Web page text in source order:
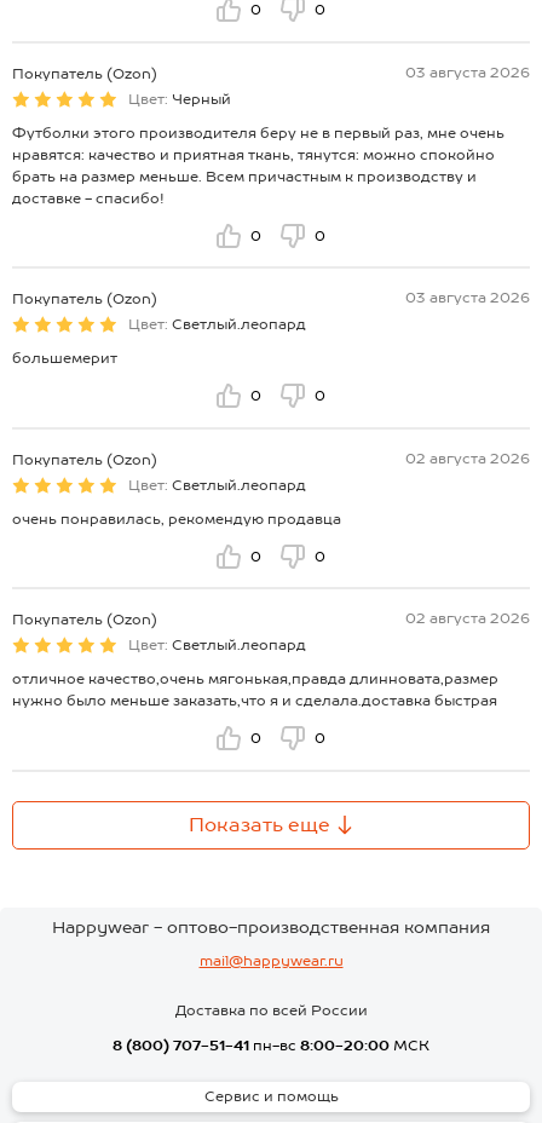
0 0
Покупатель (Ozon)
03 августа 2026
Цвет: Черный
Футболки этого производителя беру не в первый раз, мне очень
нравятся: качество и приятная ткань, тянутся: можно спокойно
брать на размер меньше. Всем причастным к производству и
доставке - спасибо!
0 0
Покупатель (Ozon)
03 августа 2026
Цвет: Светлый.леопард
большемерит
0 0
Покупатель (Ozon)
02 августа 2026
Цвет: Светлый.леопард
очень понравилась, рекомендую продавца
0 0
Покупатель (Ozon)
02 августа 2026
Цвет: Светлый.леопард
отличное качество,очень мягонькая,правда длинновата,размер
нужно было меньше заказать,что я и сделала.доставка быстрая
0 0
Показать еще
Happywear - оптово-производственная компания
mail@happywear.ru
Доставка по всей России
8 (800) 707-51-41 пн-вс 8:00-20:00 МСК
Сервис и помощь